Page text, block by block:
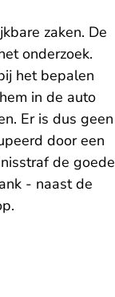
zaken. De
onderzoek.
het bepalen
in de auto
Er is dus geen
door een
de goede
- naast de